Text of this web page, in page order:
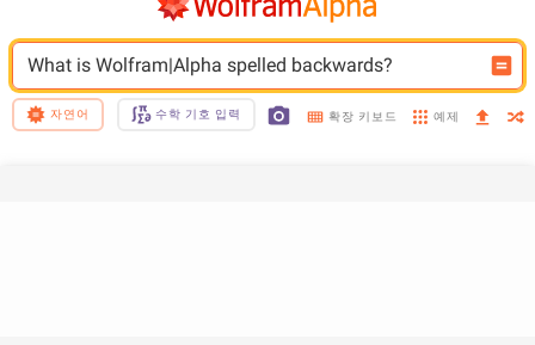
What is Wolfram|Alpha spelled backwards?
자연어 수학 기호 입력 확장 키보드 예제